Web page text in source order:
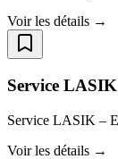
Voir les détails →
Service LASIK
Service LASIK –
Voir les détails →